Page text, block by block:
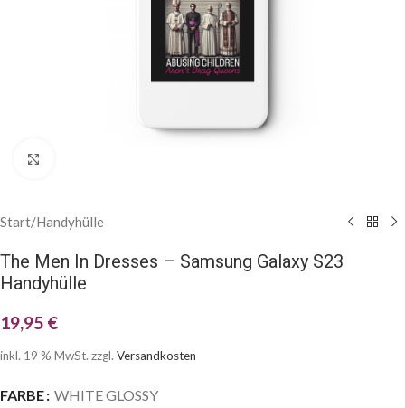
Start/Handyhülle
The Men In Dresses – Samsung Galaxy S23
Handyhülle
19,95 €
inkl. 19 % MwSt. zzgl. Versandkosten
FARBE WHITE GLOSSY